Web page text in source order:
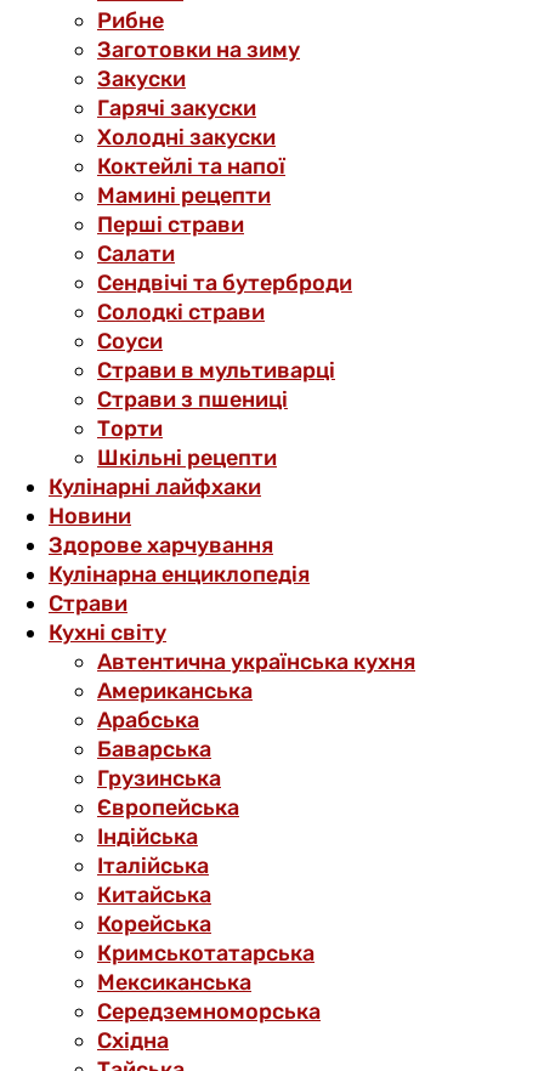
Рибне
Заготовки на зиму
Закуски
Гарячі закуски
Холодні закуски
Коктейлі та напої
Мамині рецепти
Перші страви
Салати
Сендвічі та бутерброди
Солодкі страви
Соуси
Страви в мультиварці
Страви з пшениці
Торти
Шкільні рецепти
Кулінарні лайфхаки
Новини
Здорове харчування
Кулінарна енциклопедія
Страви
Кухні світу
Автентична українська кухня
Американська
Арабська
Баварська
Грузинська
Європейська
Індійська
Італійська
Китайська
Корейська
Кримськотатарська
Мексиканська
Середземноморська
Східна